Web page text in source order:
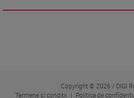
Copyright © 2026 / DIGI
Termene și condiții
Politica de